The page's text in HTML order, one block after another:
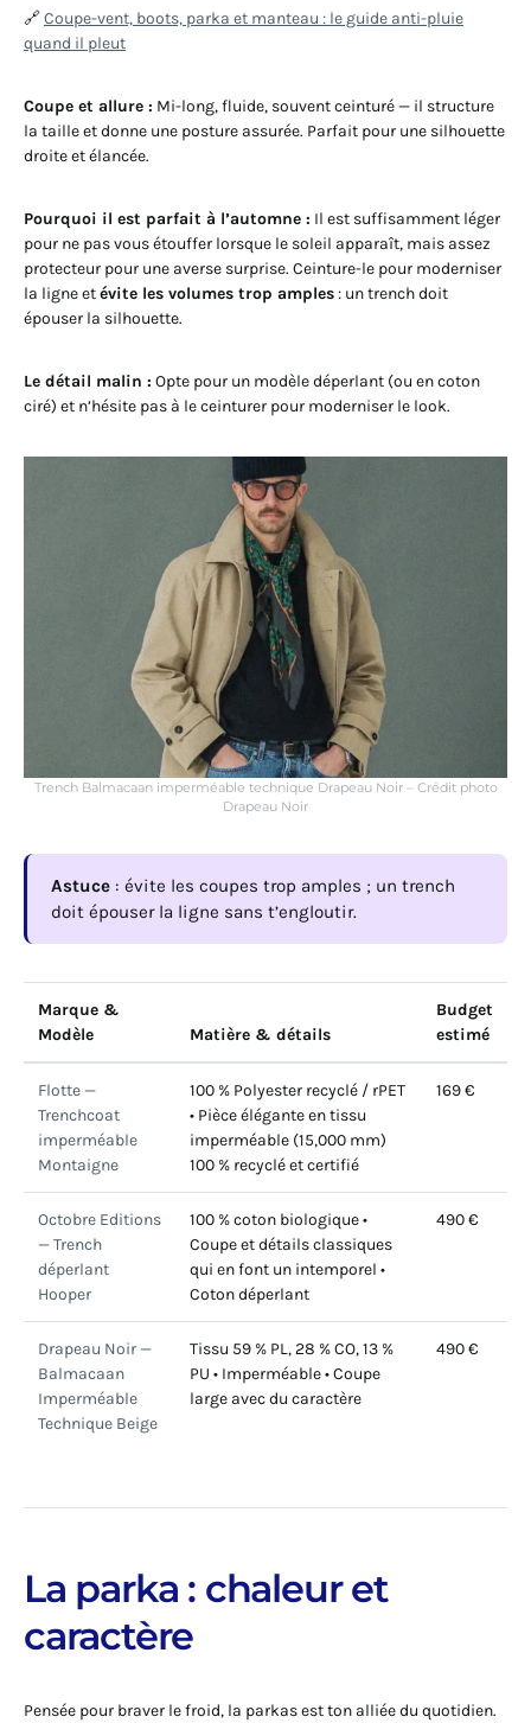
🔗Coupe-vent, boots, parka et manteau : le guide anti-pluie
quand il pleut
Coupe et allure : Mi-long, fluide, souvent ceinturé — il structure
la taille et donne une posture assurée. Parfait pour une silhouette
droite et élancée.
Pourquoi il est parfait à l’automne : Il est suffisamment léger
pour ne pas vous étouffer lorsque le soleil apparaît, mais assez
protecteur pour une averse surprise. Ceinture-le pour moderniser
la ligne etévite les volumes trop amples: un trench doit
épouser la silhouette.
Le détail malin : Opte pour un modèle déperlant (ou en coton
ciré) et n’hésite pas à le ceinturer pour moderniser le look.
Trench Balmacaan imperméable technique Drapeau Noir – Crédit photo
Drapeau Noir
Astuce : évite les coupes trop amples ; un trench
doit épouser la ligne sans t’engloutir.
Marque &
Modèle
Matière & détails
Budget
estimé
Flotte —
Trenchcoat
imperméable
Montaigne
100 % Polyester recyclé / rPET
• Pièce élégante en tissu
imperméable (15,000 mm)
100 % recyclé et certifié
169 €
Octobre Editions
— Trench
déperlant
Hooper
100 % coton biologique •
Coupe et détails classiques
qui en font un intemporel •
Coton déperlant
490 €
Drapeau Noir —
Balmacaan
Imperméable
Technique Beige
Tissu 59 % PL, 28 % CO, 13 %
PU • Imperméable • Coupe
large avec du caractère
490 €
La parka : chaleur et
caractère
Pensée pour braver le froid, la parkas est ton alliée du quotidien.